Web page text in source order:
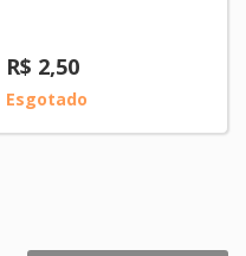
R$ 2,50
Esgotado